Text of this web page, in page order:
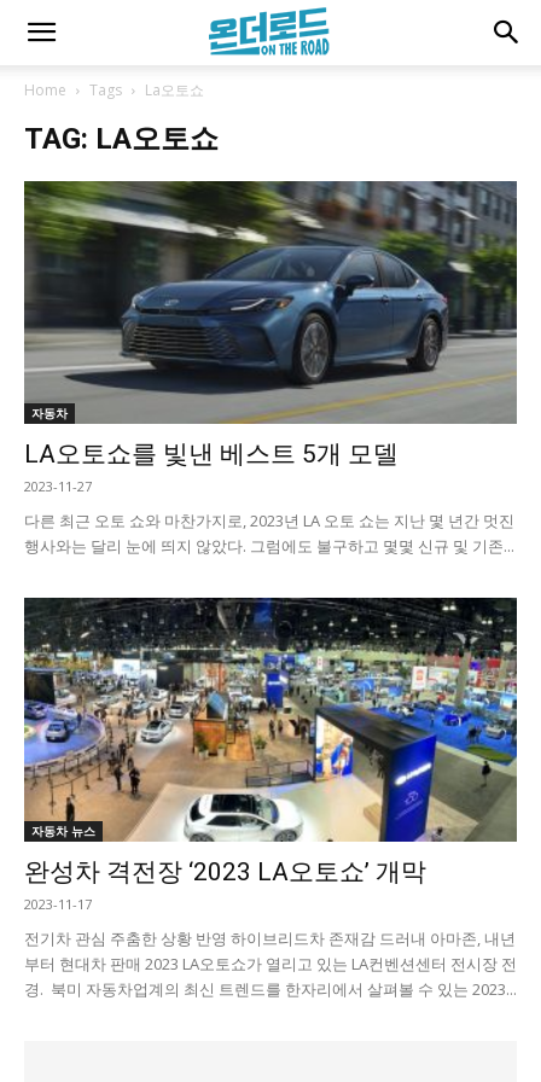
Home Tags La오토쇼
TAG: LA오토쇼
자동차
LA오토쇼를 빛낸 베스트 5개 모델
2023-11-27
다른 최근 오토 쇼와 마찬가지로, 2023년 LA 오토 쇼는 지난 몇 년간 멋진
행사와는 달리 눈에 띄지 않았다. 그럼에도 불구하고 몇몇 신규 및 기존...
자동차 뉴스
완성차 격전장 ‘2023 LA오토쇼’ 개막
2023-11-17
전기차 관심 주춤한 상황 반영 하이브리드차 존재감 드러내 아마존, 내년
부터 현대차 판매 2023 LA오토쇼가 열리고 있는 LA컨벤션센터 전시장 전
경. 북미 자동차업계의 최신 트렌드를 한자리에서 살펴볼 수 있는 2023...